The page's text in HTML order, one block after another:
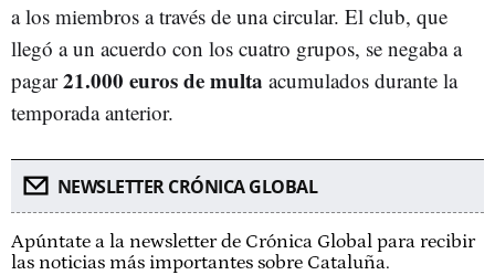
a los miembros a través de una circular. El club, que
llegó a un acuerdo con los cuatro grupos, se negaba a
pagar21.000 euros de multa acumulados durante la
temporada anterior.
NEWSLETTER CRÓNICA GLOBAL
Apúntate a la newsletter de Crónica Global para recibir
las noticias más importantes sobre Cataluña.